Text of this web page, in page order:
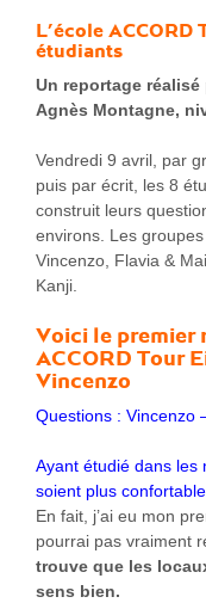
L’école ACCORD
étudiants
Un reportage
Agnès Montagne,
Vendredi 9 avril, par
puis par écrit, les 8
construit leurs
environs. Les
Vincenzo, Flavia &
Kanji.
Voici le premier
ACCORD Tour
Vincenzo
Questions : Vincenzo
Ayant étudié dans les
soient plus
En fait, j’ai eu mon
pourrai pas vraiment
trouve que les
sens bien.